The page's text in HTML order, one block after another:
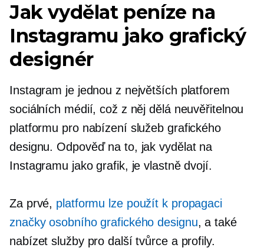
Jak vydělat peníze na
Instagramu jako grafický
designér
Instagram je jednou z největších platforem
sociálních médií, což z něj dělá neuvěřitelnou
platformu pro nabízení služeb grafického
designu. Odpověď na to, jak vydělat na
Instagramu jako grafik, je vlastně dvojí.
Za prvé, platformu lze použít k propagaci
značky osobního grafického designu, a také
nabízet služby pro další tvůrce a profily.